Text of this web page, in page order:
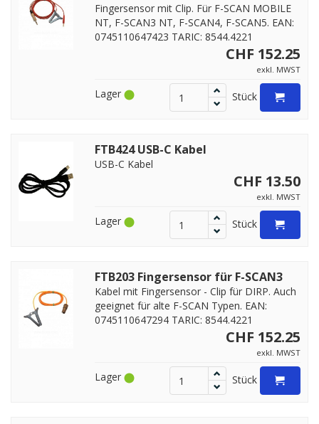
Fingersensor mit Clip. Für F-SCAN MOBILE
NT, F-SCAN3 NT, F-SCAN4, F-SCAN5. EAN:
0745110647423 TARIC: 8544.4221
CHF 152.25
exkl. MWST
Lager Stück
FTB424 USB-C Kabel
USB-C Kabel
CHF 13.50
exkl. MWST
Lager Stück
FTB203 Fingersensor für F-SCAN3
Kabel mit Fingersensor - Clip für DIRP. Auch
geeignet für alte F-SCAN Typen. EAN:
0745110647294 TARIC: 8544.4221
CHF 152.25
exkl. MWST
Lager Stück